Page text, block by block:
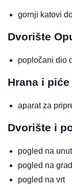
gornji katovi
Dvorište
popločani dio
Hrana i piće
aparat za
Dvorište i
pogled na
pogled na grad
pogled na vrt